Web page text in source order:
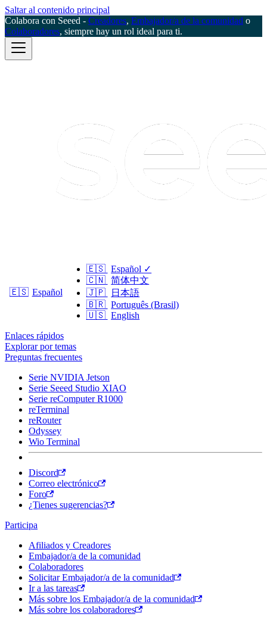
Saltar al contenido principal
Colabora con Seeed - Creadores, Embajador/a de la comunidad o
Colaboradores, siempre hay un rol ideal para ti.
🇪🇸 Español
🇪🇸 Español ✓
🇨🇳 简体中文
🇯🇵
日本語
🇧🇷 Português (Brasil)
🇺🇸 English
Enlaces rápidos
Explorar por temas
Preguntas frecuentes
Serie NVIDIA Jetson
Serie Seeed Studio XIAO
Serie reComputer R1000
reTerminal
reRouter
Odyssey
Wio Terminal
Discord
Correo electrónico
Foro
¿Tienes sugerencias?
Participa
Afiliados y Creadores
Embajador/a de la comunidad
Colaboradores
Solicitar Embajador/a de la comunidad
Ir a las tareas
Más sobre los Embajador/a de la comunidad
Más sobre los colaboradores